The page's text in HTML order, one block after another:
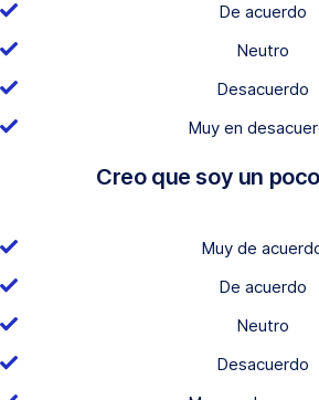
De acuerdo
Neutro
Desacuerdo
Muy en
Creo que soy un
Muy de
De acuerdo
Neutro
Desacuerdo